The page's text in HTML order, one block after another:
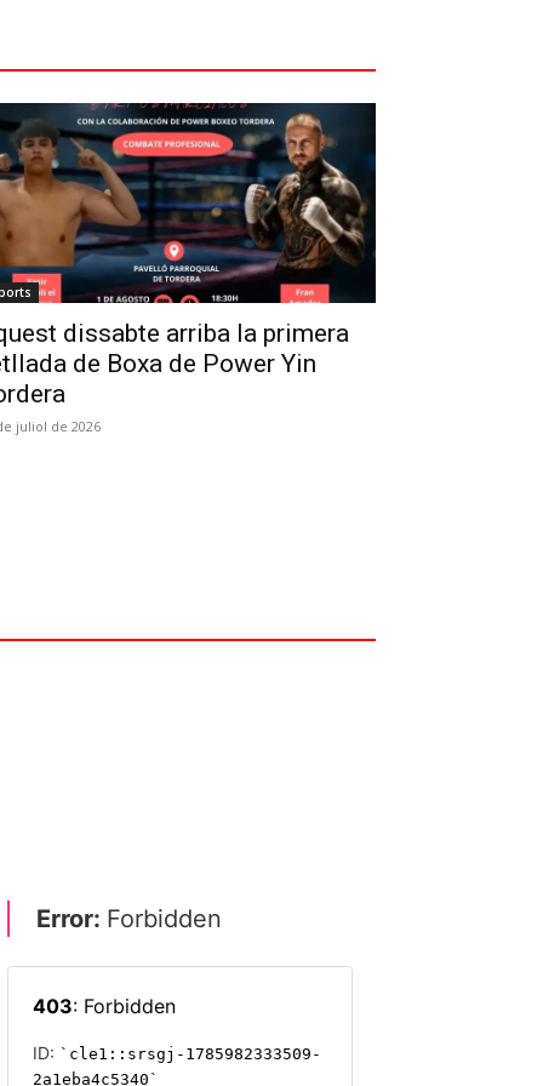
dissabte arriba la primera
de Boxa de Power Yin
juliol de 2026